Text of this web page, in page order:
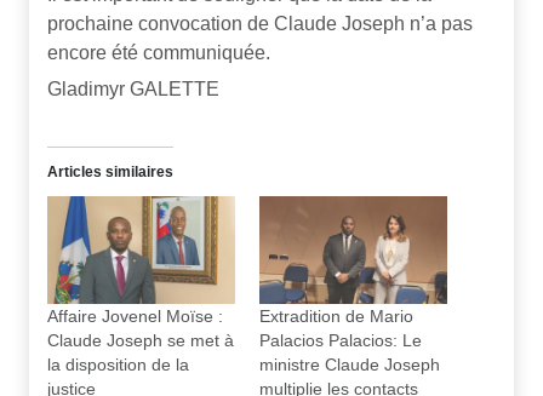
prochaine convocation de Claude Joseph n’a pas
encore été communiquée.
Gladimyr GALETTE
Articles similaires
Affaire Jovenel Moïse :
Claude Joseph se met à
la disposition de la
justice
Extradition de Mario
Palacios Palacios: Le
ministre Claude Joseph
multiplie les contacts